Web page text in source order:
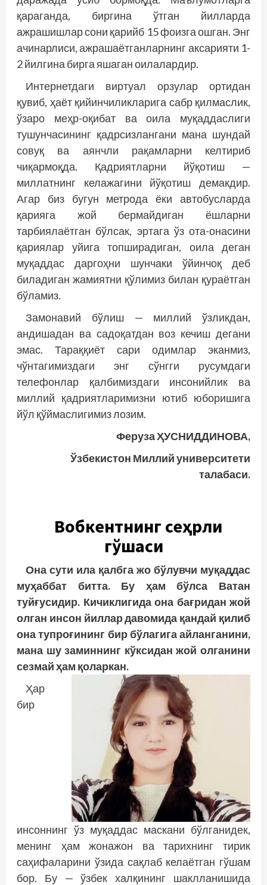
қараганда, биргина ўтган йилларда
ажрашишлар сони қарийб 15 фоизга ошган. Энг
ачинарлиси, ажрашаётганларнинг аксарияти 1-
2 йилгина бирга яшаган оилалардир.
Интернетдаги виртуал орзулар ортидан
қувиб, ҳаёт қийинчиликларига сабр қилмаслик,
ўзаро меҳр-оқибат ва оила муқаддаслиги
тушунчасининг қадрсизлангани мана шундай
совуқ ва аянчли рақамларни келтириб
чиқармоқда. Қадриятларни йўқотиш —
миллатнинг келажагини йўқотиш демакдир.
Агар биз бугун метрода ёки автобусларда
қарияга жой бермайдиган ёшларни
тарбиялаётган бўлсак, эртага ўз ота-онасини
қариялар уйига топширадиган, оила деган
муқаддас даргоҳни шунчаки ўйинчоқ деб
биладиган жамиятни қўлимиз билан қураётган
бўламиз.
Замонавий бўлиш — миллий ўзликдан,
андишадан ва садоқатдан воз кечиш дегани
эмас. Тараққиёт сари одимлар эканмиз,
чўнтагимиздаги энг сўнгги русумдаги
телефонлар қалбимиздаги инсонийлик ва
миллий қадриятларимизни ютиб юборишига
йўл қўймаслигимиз лозим.
Феруза ҲУСНИДДИНОВА,
Ўзбекистон Миллий университети
талабаси.
Вобкентнинг сеҳрли
гўшаси
Она сути ила қалбга жо бўлувчи муқаддас
муҳаббат битта. Бу ҳам бўлса Ватан
туйғусидир. Кичиклигида она бағридан жой
олган инсон йиллар давомида қандай қилиб
она тупроғининг бир бўлагига айланганини,
мана шу заминнинг кўксидан жой олганини
сезмай ҳам қоларкан.
Ҳар
бир
инсоннинг ўз муқаддас маскани бўлганидек,
менинг ҳам жонажон ва тарихнинг тирик
саҳифаларини ўзида сақлаб келаётган гўшам
бор. Бу — ўзбек халқининг шаклланишида